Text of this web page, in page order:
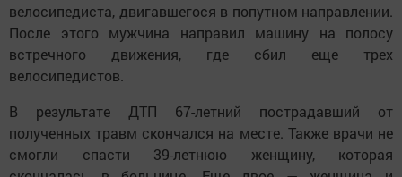
велосипедиста, двигавшегося в попутном направлении.
После этого мужчина направил машину на полосу
встречного движения, где сбил еще трех
велосипедистов.
В результате ДТП 67-летний пострадавший от
полученных травм скончался на месте. Также врачи не
смогли спасти 39-летнюю женщину, которая